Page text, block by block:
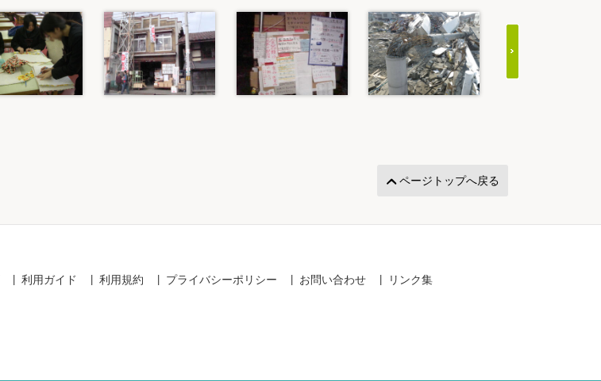
ページトップへ戻る
利用ガイド 利用規約 プライバシーポリシー お問い合わせ リンク集